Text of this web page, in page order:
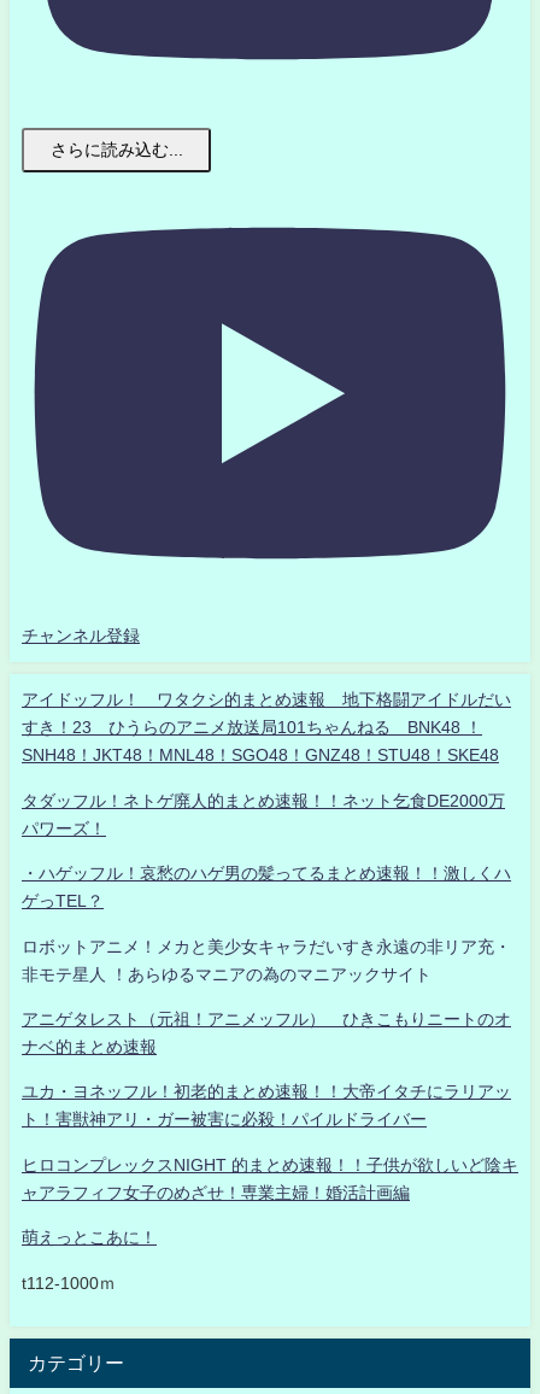
さらに読み込む...
チャンネル登録
アイドッフル！ ワタクシ的まとめ速報 地下格闘アイドルだい
すき！23 ひうらのアニメ放送局101ちゃんねる BNK48 ！
SNH48！JKT48！MNL48！SGO48！GNZ48！STU48！SKE48
タダッフル！ネトゲ廃人的まとめ速報！！ネット乞食DE2000万
パワーズ！
・ハゲッフル！哀愁のハゲ男の髪ってるまとめ速報！！激しくハ
ゲっTEL？
ロボットアニメ！メカと美少女キャラだいすき永遠の非リア充・
非モテ星人 ！あらゆるマニアの為のマニアックサイト
アニゲタレスト（元祖！アニメッフル） ひきこもりニートのオ
ナベ的まとめ速報
ユカ・ヨネッフル！初老的まとめ速報！！大帝イタチにラリアッ
ト！害獣神アリ・ガー被害に必殺！パイルドライバー
ヒロコンプレックスNIGHT 的まとめ速報！！子供が欲しいど陰キ
ャアラフィフ女子のめざせ！専業主婦！婚活計画編
萌えっとこあに！
t112-1000ｍ
カテゴリー